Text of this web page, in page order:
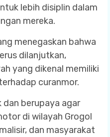
lebih disiplin dalam
mereka.
menegaskan bahwa
dilanjutkan,
yang dikenal memiliki
curanmor.
dan berupaya agar
di wilayah Grogol
dan masyarakat